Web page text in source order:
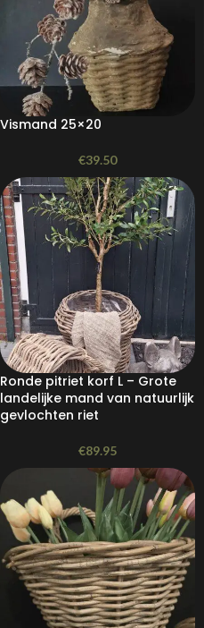
Vismand 25×20
€39.50
Ronde pitriet korf L – Grote
landelijke mand van natuurlijk
gevlochten riet
€89.95